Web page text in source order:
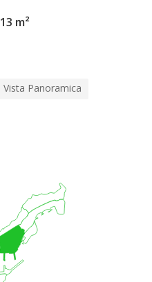
13 m²
Vista Panoramica